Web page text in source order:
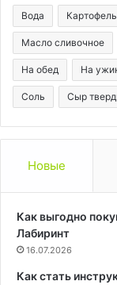
Вода Картофель
Масло сливочное
На обед На
Соль Сыр
Новые
Как выгодно
Лабиринт
16.07.2026
Как стать